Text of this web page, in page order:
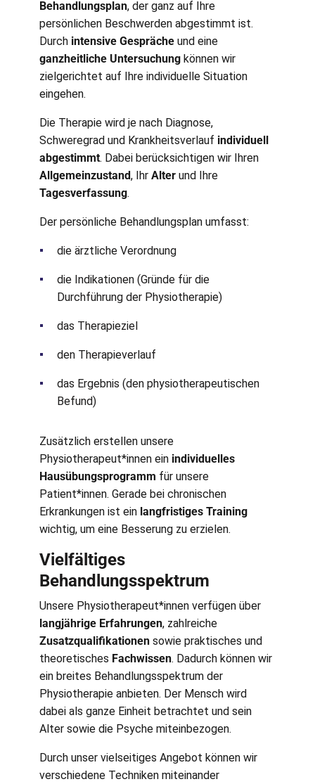
Behandlungsplan, der ganz auf Ihre
persönlichen Beschwerden abgestimmt ist.
Durch intensive Gespräche und eine
ganzheitliche Untersuchung können wir
zielgerichtet auf Ihre individuelle Situation
eingehen.
Die Therapie wird je nach Diagnose,
Schweregrad und Krankheitsverlauf individuell
abgestimmt. Dabei berücksichtigen wir Ihren
Allgemeinzustand, Ihr Alter und Ihre
Tagesverfassung.
Der persönliche Behandlungsplan umfasst:
die ärztliche Verordnung
die Indikationen (Gründe für die
Durchführung der Physiotherapie)
das Therapieziel
den Therapieverlauf
das Ergebnis (den physiotherapeutischen
Befund)
Zusätzlich erstellen unsere
Physiotherapeut*innen ein individuelles
Hausübungsprogramm für unsere
Patient*innen. Gerade bei chronischen
Erkrankungen ist ein langfristiges Training
wichtig, um eine Besserung zu erzielen.
Vielfältiges
Behandlungsspektrum
Unsere Physiotherapeut*innen verfügen über
langjährige Erfahrungen, zahlreiche
Zusatzqualifikationen sowie praktisches und
theoretisches Fachwissen. Dadurch können wir
ein breites Behandlungsspektrum der
Physiotherapie anbieten. Der Mensch wird
dabei als ganze Einheit betrachtet und sein
Alter sowie die Psyche miteinbezogen.
Durch unser vielseitiges Angebot können wir
verschiedene Techniken miteinander